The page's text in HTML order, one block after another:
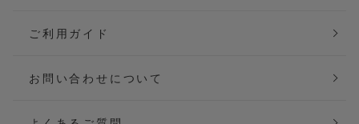
ご利用ガイド
お問い合わせについて